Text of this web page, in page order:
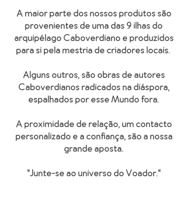
A maior parte dos nossos produtos são
provenientes de uma das 9 ilhas do
arquipélago Caboverdiano e produzidos
para si pela mestria de criadores locais.
Alguns outros, são obras de autores
Caboverdianos radicados na diáspora,
espalhados por esse Mundo fora.
A proximidade de relação, um contacto
personalizado e a confiança, são a nossa
grande aposta.
"Junte-se ao universo do Voador."